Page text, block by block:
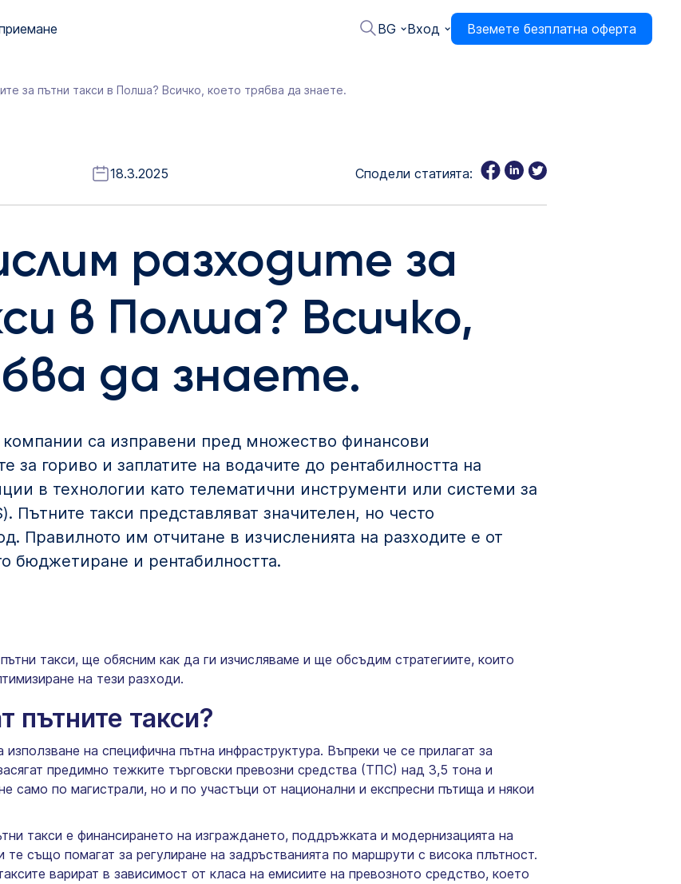
BG Вход Вземете безплатна оферта
за пътни такси в Полша? Всичко, което трябва да знаете.
18.3.2025 Сподели статията:
разходите за
в Полша? Всичко,
да знаете.
са изправени пред множество финансови
за гориво и заплатите на водачите до рентабилността на
в технологии като телематични инструменти или системи за
Пътните такси представляват значителен, но често
Правилното им отчитане в изчисленията на разходите е от
бюджетиране и рентабилността.
такси, ще обясним как да ги изчисляваме и ще обсъдим стратегиите, които
на тези разходи.
пътните такси?
на специфична пътна инфраструктура. Въпреки че се прилагат за
предимно тежките търговски превозни средства (ТПС) над 3,5 тона и
само по магистрали, но и по участъци от национални и експресни пътища и някои
такси е финансирането на изграждането, поддръжката и модернизацията на
те също помагат за регулиране на задръстванията по маршрути с висока плътност.
варират в зависимост от класа на емисиите на превозното средство, което